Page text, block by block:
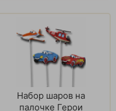
Набор шаров на
палочке Герои